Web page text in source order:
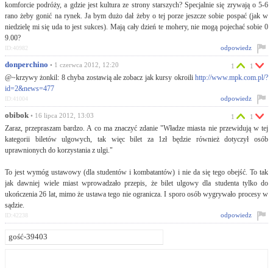
komforcie podróży, a gdzie jest kultura ze strony starszych? Specjalnie się zrywają o 5-6
rano żeby gonić na rynek. Ja bym dużo dał żeby o tej porze jeszcze sobie pospać (jak w
niedzielę mi się uda to jest sukces). Mają cały dzień te mohery, nie mogą pojechać sobie 0
9.00?
odpowiedz
ID:40982
donperchino • 1 czerwca 2012, 12:20
@~krzywy żonkil: 8 chyba zostawią ale zobacz jak kursy okroili http://www.mpk.com.pl/?
id=2&news=477
1 1
odpowiedz
ID:41004
obibok • 16 lipca 2012, 13:03
Zaraz, przepraszam bardzo. A co ma znaczyć zdanie "Władze miasta nie przewidują w tej
kategorii biletów ulgowych, tak więc bilet za 1zł będzie również dotyczył osób
uprawnionych do korzystania z ulgi."
To jest wymóg ustawowy (dla studentów i kombatantów) i nie da się tego obejść. To tak
jak dawniej wiele miast wprowadzało przepis, że bilet ulgowy dla studenta tylko do
ukończenia 26 lat, mimo że ustawa tego nie ogranicza. I sporo osób wygrywało procesy w
sądzie.
1 1
odpowiedz
ID:42238